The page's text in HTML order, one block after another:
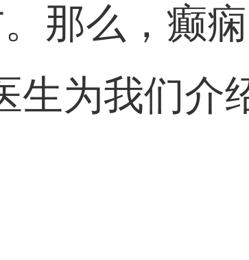
那么，癫
为我们介